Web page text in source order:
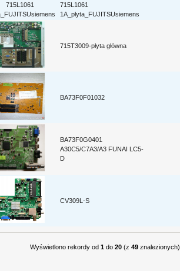
715L1061
1A_płyta_FUJITSUsiemens
715T3009-płyta główna
BA73F0F01032
BA73F0G0401
A30C5/C7A3/A3 FUNAI LC5-
D
CV309L-S
Wyświetlono rekordy od 1do 20(z 49znalezionych)